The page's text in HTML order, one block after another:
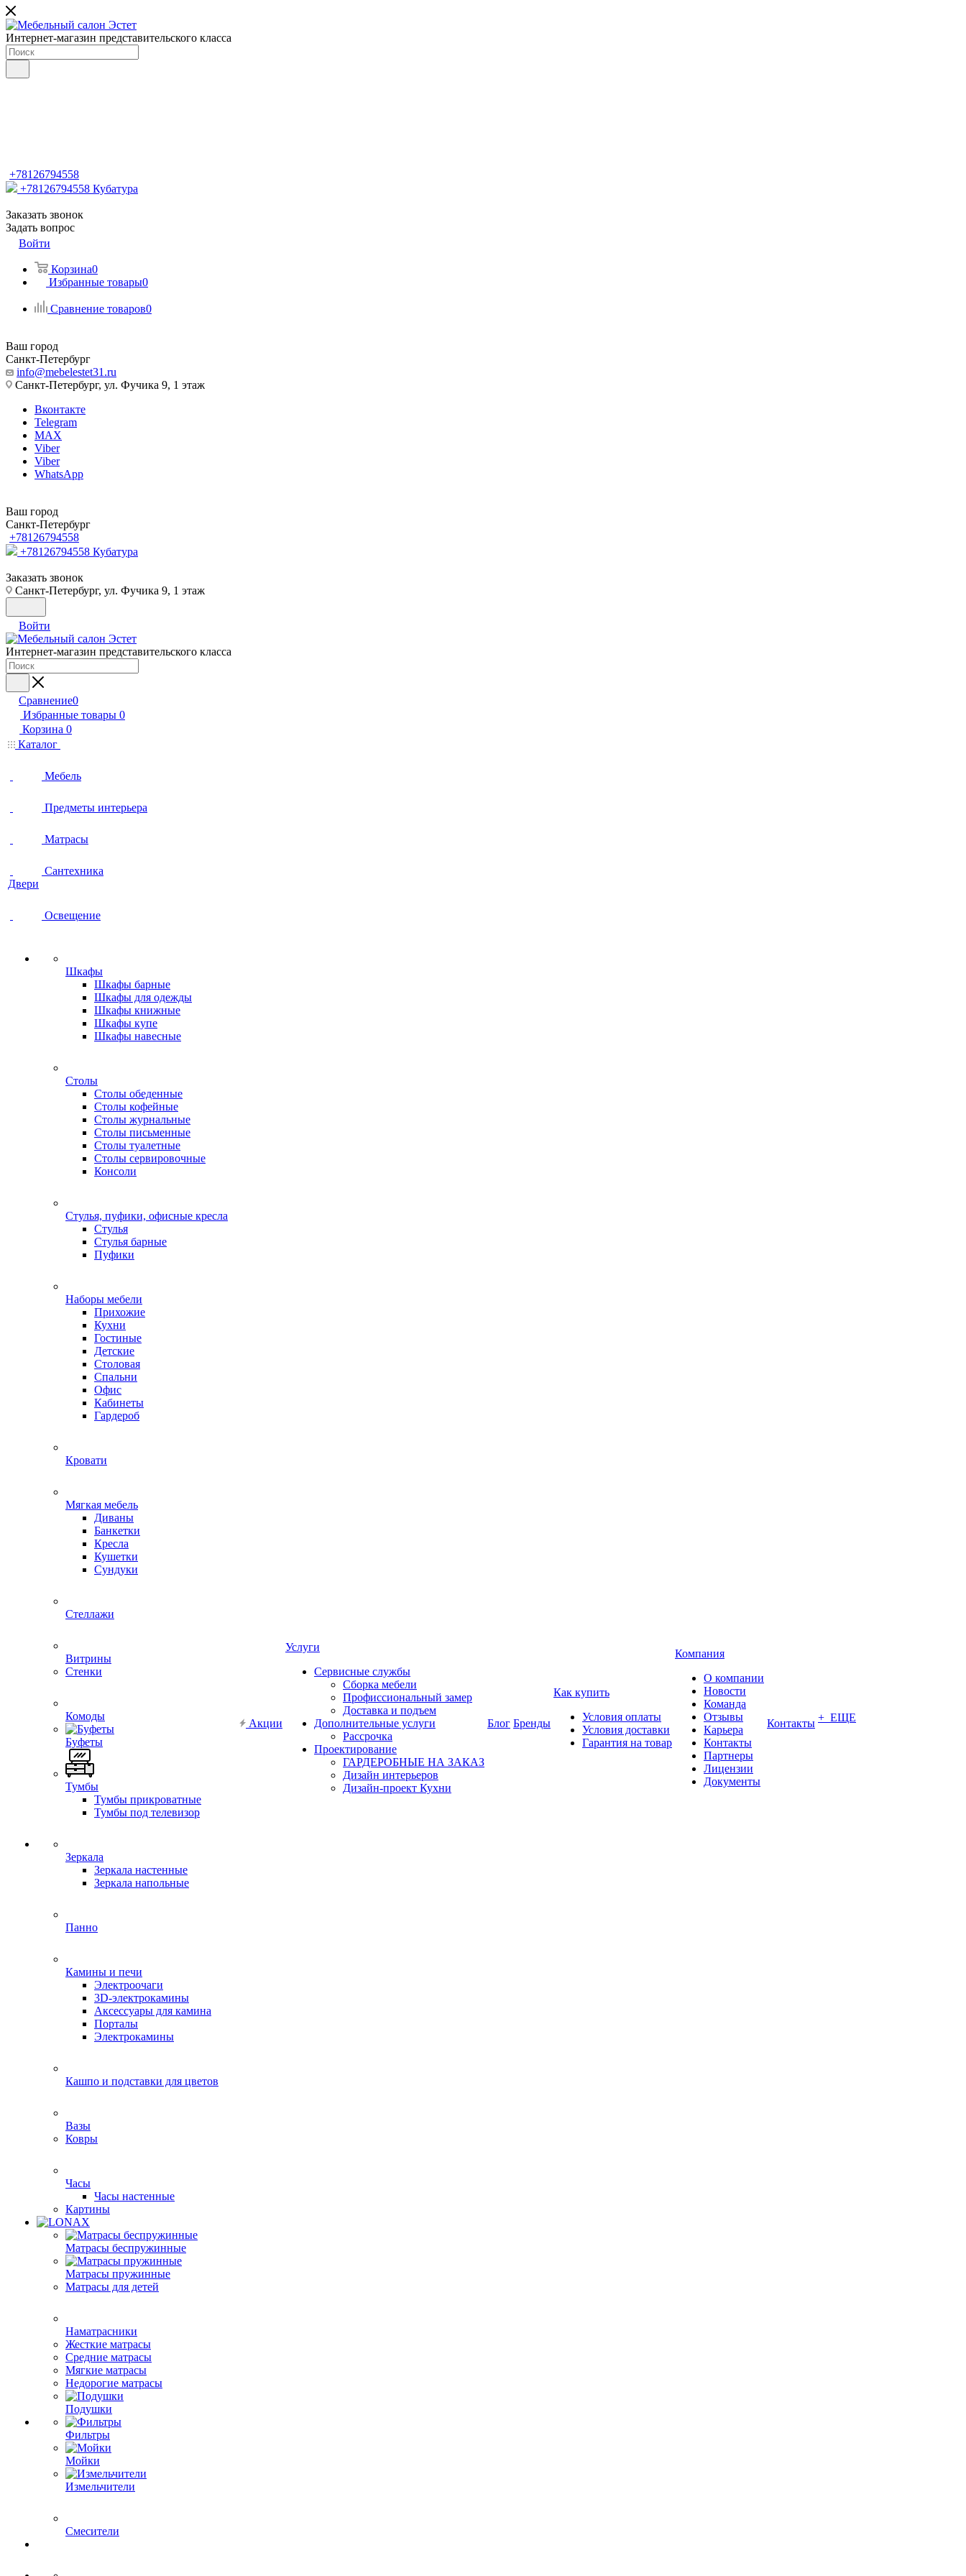
Интернет-магазин представительского класса
+78126794558
+78126794558 Кубатура
Заказать звонок
Задать вопрос
Войти
Корзина0
Избранные товары0
Сравнение товаров0
Ваш город
Санкт-Петербург
info@mebelestet31.ru
Санкт-Петербург, ул. Фучика 9, 1 этаж
Вконтакте
Telegram
MAX
Viber
Viber
WhatsApp
Ваш город
Санкт-Петербург
+78126794558
+78126794558 Кубатура
Заказать звонок
Санкт-Петербург, ул. Фучика 9, 1 этаж
Войти
Интернет-магазин представительского класса
Сравнение0
Избранные товары 0
Корзина 0
Каталог
Мебель
Предметы интерьера
Матрасы
Сантехника
Двери
Освещение
Шкафы
Шкафы барные
Шкафы для одежды
Шкафы книжные
Шкафы купе
Шкафы навесные
Столы
Столы обеденные
Столы кофейные
Столы журнальные
Столы письменные
Столы туалетные
Столы сервировочные
Консоли
Стулья, пуфики, офисные кресла
Стулья
Стулья барные
Пуфики
Наборы мебели
Прихожие
Кухни
Гостиные
Детские
Столовая
Спальни
Офис
Кабинеты
Гардероб
Кровати
Мягкая мебель
Диваны
Банкетки
Кресла
Кушетки
Сундуки
Стеллажи
Витрины
Стенки
Комоды
Буфеты
Тумбы
Тумбы прикроватные
Тумбы под телевизор
Зеркала
Зеркала настенные
Зеркала напольные
Панно
Камины и печи
Электроочаги
3D-электрокамины
Аксессуары для камина
Порталы
Электрокамины
Кашпо и подставки для цветов
Вазы
Ковры
Часы
Часы настенные
Картины
Матрасы беспружинные
Матрасы пружинные
Матрасы для детей
Наматрасники
Жесткие матрасы
Средние матрасы
Мягкие матрасы
Недорогие матрасы
Подушки
Фильтры
Мойки
Измельчители
Смесители
Акции
Услуги
Сервисные службы
Сборка мебели
Профиссиональный замер
Доставка и подъем
Дополнительные услуги
Рассрочка
Проектирование
ГАРДЕРОБНЫЕ НА ЗАКАЗ
Дизайн интерьеров
Дизайн-проект Кухни
Блог Бренды
Как купить
Условия оплаты
Условия доставки
Гарантия на товар
Компания
О компании
Новости
Команда
Отзывы
Карьера
Контакты
Партнеры
Лицензии
Документы
Контакты + ЕЩЕ